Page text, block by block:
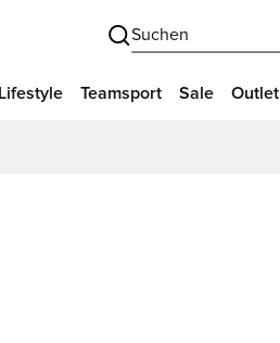
Suchen
Lifestyle Teamsport Sale Outlet